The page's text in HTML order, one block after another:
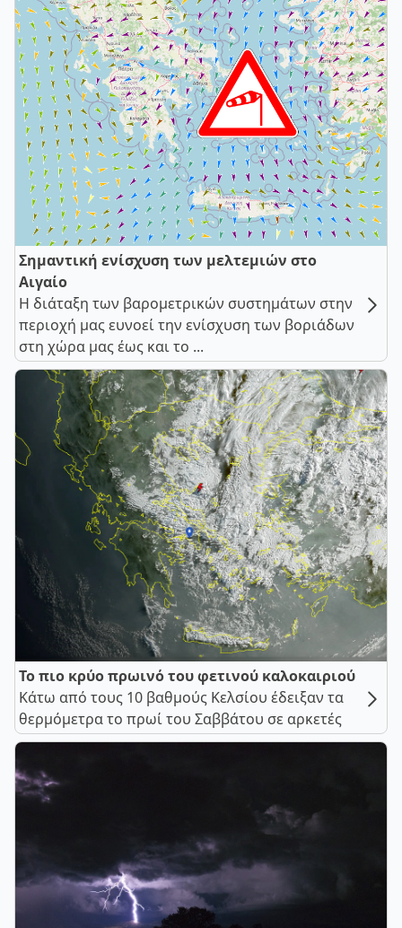
Σημαντική ενίσχυση των μελτεμιών στο
Αιγαίο
Η διάταξη των βαρομετρικών συστημάτων στην
περιοχή μας ευνοεί την ενίσχυση των βοριάδων
στη χώρα μας έως και το ...
Το πιο κρύο πρωινό του φετινού καλοκαιριού
Κάτω από τους 10 βαθμούς Κελσίου έδειξαν τα
θερμόμετρα το πρωί του Σαββάτου σε αρκετές